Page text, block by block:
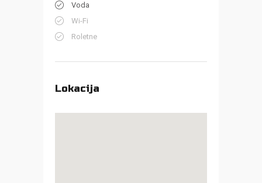
Voda
Wi-Fi
Roletne
Lokacija